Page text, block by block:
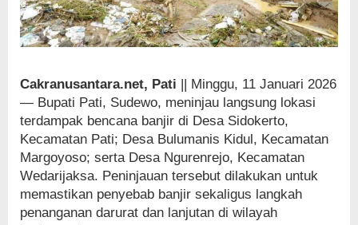
Cakranusantara.net, Pati || Minggu, 11 Januari 2026
— Bupati Pati, Sudewo, meninjau langsung lokasi
terdampak bencana banjir di Desa Sidokerto,
Kecamatan Pati; Desa Bulumanis Kidul, Kecamatan
Margoyoso; serta Desa Ngurenrejo, Kecamatan
Wedarijaksa. Peninjauan tersebut dilakukan untuk
memastikan penyebab banjir sekaligus langkah
penanganan darurat dan lanjutan di wilayah